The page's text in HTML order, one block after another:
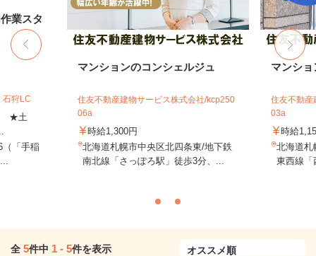
業スタ
狩LC
★土
（「手稲
マンションのコンシェルジュ
住友不動産建物サービス株式会社/kcp250
06a
時給1,300円
北海道札幌市中央区北四条東/地下鉄
南北線「さっぽろ駅」徒歩3分、...
マンシ
住友不動産
03a
時給
北海道札
東西線「
全 5件中 1 - 5件を表示